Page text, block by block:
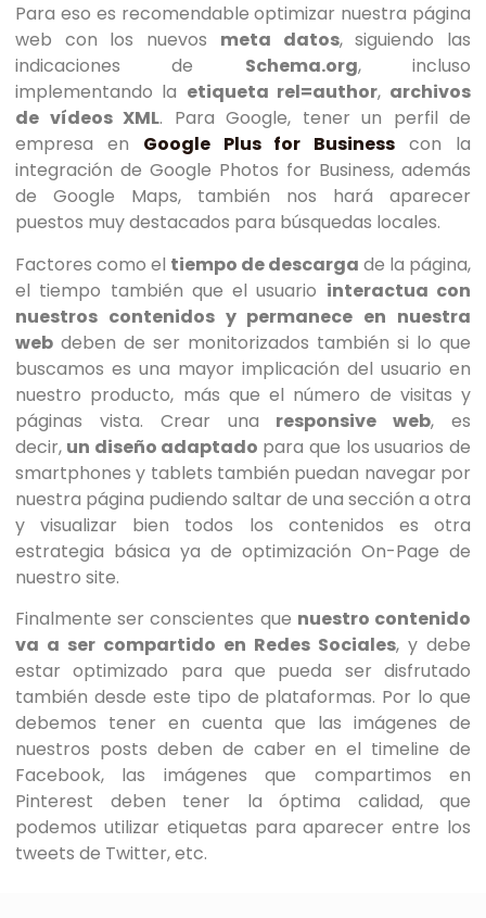
Para eso es recomendable optimizar nuestra página
web con los nuevos meta datos, siguiendo las
indicaciones de Schema.org, incluso
implementando la etiqueta rel=author, archivos
de vídeos XML. Para Google, tener un perfil de
empresa en
Google Plus for Business con la
integración de Google Photos for Business, además
de Google Maps, también nos hará aparecer
puestos muy destacados para búsquedas locales.
Factores como el tiempo de descarga de la página,
el tiempo también que el usuario interactua con
nuestros contenidos y permanece en nuestra
web deben de ser monitorizados también si lo que
buscamos es una mayor implicación del usuario en
nuestro producto, más que el número de visitas y
páginas vista. Crear una responsive web, es
decir, un diseño adaptado para que los usuarios de
smartphones y tablets también puedan navegar por
nuestra página pudiendo saltar de una sección a otra
y visualizar bien todos los contenidos es otra
estrategia básica ya de optimización On-Page de
nuestro site.
Finalmente ser conscientes que nuestro contenido
va a ser compartido en Redes Sociales, y debe
estar optimizado para que pueda ser disfrutado
también desde este tipo de plataformas. Por lo que
debemos tener en cuenta que las imágenes de
nuestros posts deben de caber en el timeline de
Facebook, las imágenes que compartimos en
Pinterest deben tener la óptima calidad, que
podemos utilizar etiquetas para aparecer entre los
tweets de Twitter, etc.